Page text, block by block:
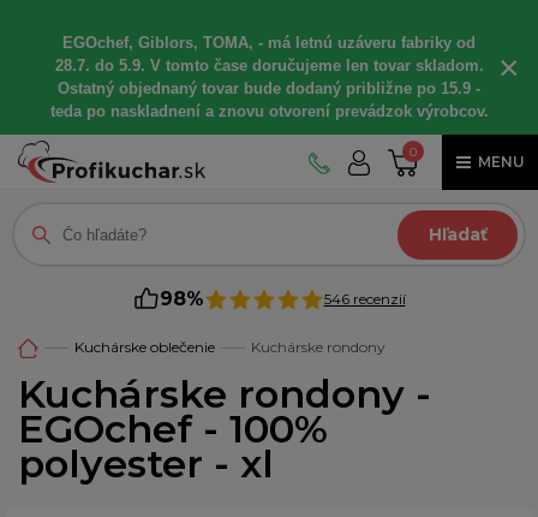
EGOchef, Giblors, TOMA, - má letnú uzáveru fabriky od
28.7. do 5.9. V tomto čase doručujeme len tovar skladom.
Ostatný objednaný tovar bude dodaný približne po 15.9 -
teda po naskladnení a znovu otvorení prevádzok výrobcov.
×
0
MENU
Hľadať
98% 546 recenzií
Kuchárske oblečenie Kuchárske rondony
Kuchárske rondony -
EGOchef - 100%
polyester - xl